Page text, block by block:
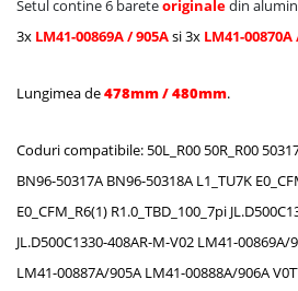
Setul contine 6 bareteoriginaledin
3x LM41-00869A / 905Asi 3x LM41-00870A
Lungimea de478mm / 480mm.
Coduri compatibile: 50L_R00 50R_R00
BN96-50317A BN96-50318A L1_TU7K
E0_CFM_R6(1) R1.0_TBD_100_7pi
JL.D500C1330-408AR-M-V02 LM41-
LM41-00887A/905A LM41-00888A/906A